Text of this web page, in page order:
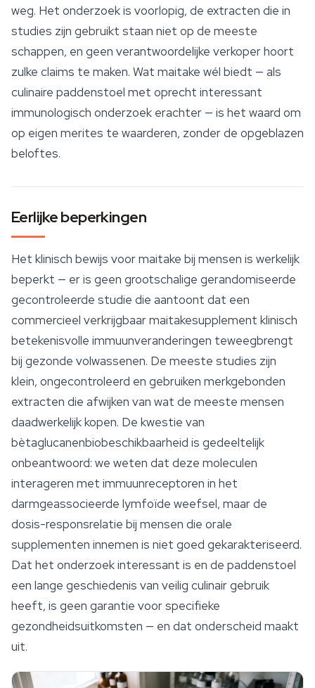
weg. Het onderzoek is voorlopig, de extracten die in
studies zijn gebruikt staan niet op de meeste
schappen, en geen verantwoordelijke verkoper hoort
zulke claims te maken. Wat maitake wél biedt — als
culinaire paddenstoel met oprecht interessant
immunologisch onderzoek erachter — is het waard om
op eigen merites te waarderen, zonder de opgeblazen
beloftes.
Eerlijke beperkingen
Het klinisch bewijs voor maitake bij mensen is werkelijk
beperkt — er is geen grootschalige gerandomiseerde
gecontroleerde studie die aantoont dat een
commercieel verkrijgbaar maitakesupplement klinisch
betekenisvolle immuunveranderingen teweegbrengt
bij gezonde volwassenen. De meeste studies zijn
klein, ongecontroleerd en gebruiken merkgebonden
extracten die afwijken van wat de meeste mensen
daadwerkelijk kopen. De kwestie van
bètaglucanenbiobeschikbaarheid is gedeeltelijk
onbeantwoord: we weten dat deze moleculen
interageren met immuunreceptoren in het
darmgeassocieerde lymfoïde weefsel, maar de
dosis-responsrelatie bij mensen die orale
supplementen innemen is niet goed gekarakteriseerd.
Dat het onderzoek interessant is en de paddenstoel
een lange geschiedenis van veilig culinair gebruik
heeft, is geen garantie voor specifieke
gezondheidsuitkomsten — en dat onderscheid maakt
uit.